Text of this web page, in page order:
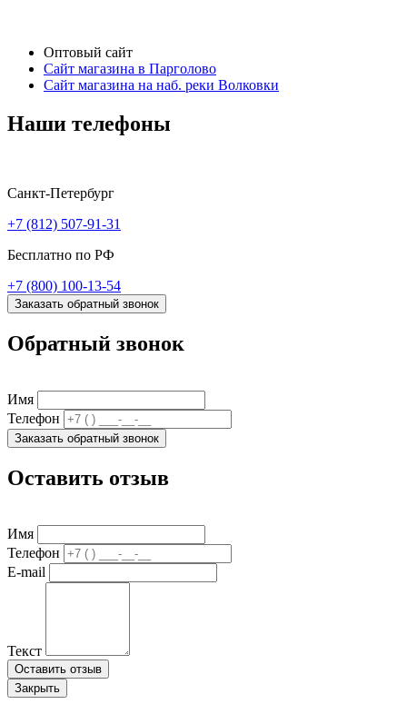
Оптовый сайт
Сайт магазина в Парголово
Сайт магазина на наб. реки Волковки
Наши телефоны
Санкт-Петербург
+7 (812) 507-91-31
Бесплатно по РФ
+7 (800) 100-13-54
Заказать обратный звонок
Обратный звонок
Имя
Телефон
Заказать обратный звонок
Оставить отзыв
Имя
Телефон
E-mail
Текст
Оставить отзыв
Закрыть